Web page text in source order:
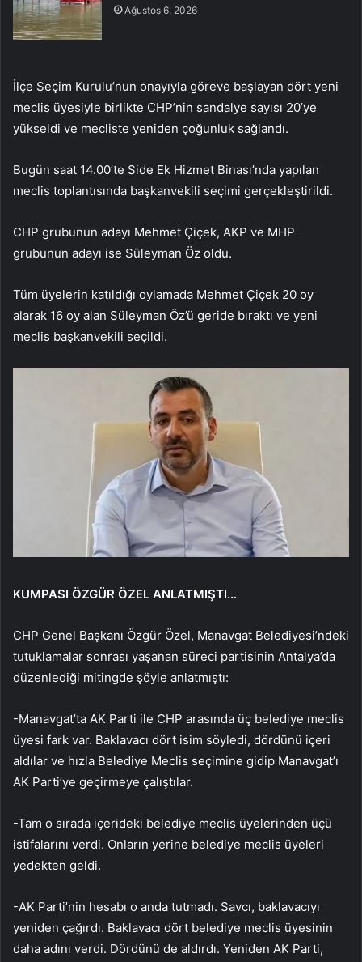
Ağustos 6, 2026
İlçe Seçim Kurulu’nun onayıyla göreve başlayan dört yeni
meclis üyesiyle birlikte CHP’nin sandalye sayısı 20’ye
yükseldi ve mecliste yeniden çoğunluk sağlandı.
Bugün saat 14.00’te Side Ek Hizmet Binası’nda yapılan
meclis toplantısında başkanvekili seçimi gerçekleştirildi.
CHP grubunun adayı Mehmet Çiçek, AKP ve MHP
grubunun adayı ise Süleyman Öz oldu.
Tüm üyelerin katıldığı oylamada Mehmet Çiçek 20 oy
alarak 16 oy alan Süleyman Öz’ü geride bıraktı ve yeni
meclis başkanvekili seçildi.
KUMPASI ÖZGÜR ÖZEL ANLATMIŞTI…
CHP Genel Başkanı Özgür Özel, Manavgat Belediyesi’ndeki
tutuklamalar sonrası yaşanan süreci partisinin Antalya’da
düzenlediği mitingde şöyle anlatmıştı:
-Manavgat’ta AK Parti ile CHP arasında üç belediye meclis
üyesi fark var. Baklavacı dört isim söyledi, dördünü içeri
aldılar ve hızla Belediye Meclis seçimine gidip Manavgat’ı
AK Parti’ye geçirmeye çalıştılar.
-Tam o sırada içerideki belediye meclis üyelerinden üçü
istifalarını verdi. Onların yerine belediye meclis üyeleri
yedekten geldi.
-AK Parti’nin hesabı o anda tutmadı. Savcı, baklavacıyı
yeniden çağırdı. Baklavacı dört belediye meclis üyesinin
daha adını verdi. Dördünü de aldırdı. Yeniden AK Parti,